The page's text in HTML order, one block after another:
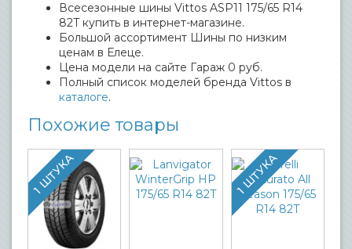
Всесезонные шины Vittos ASP11 175/65 R14
82T купить в интернет-магазине.
Большой ассортимент Шины по низким
ценам в Елеце.
Цена модели на сайте Гараж 0 руб.
Полный список моделей бренда Vittos в
каталоге.
Похожие товары
1 ШТУКА 1 ШТУКА